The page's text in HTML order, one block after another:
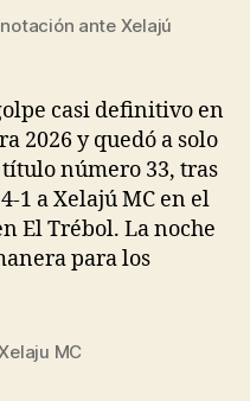
ante Xelajú
casi definitivo en
2026 y quedó a solo
número 33, tras
1 a Xelajú MC en el
El Trébol. La noche
para los
MC